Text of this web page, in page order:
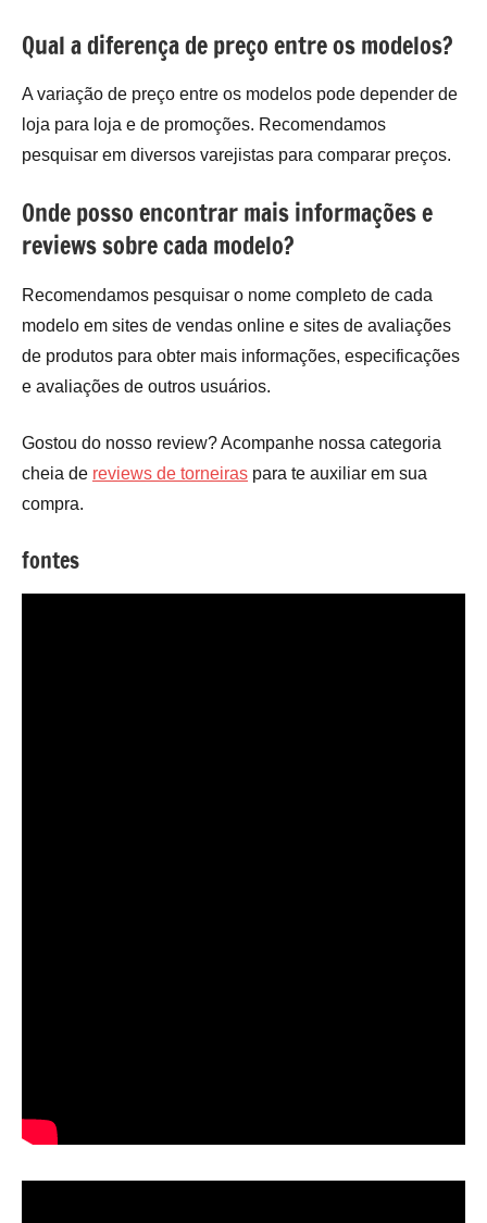
Qual a diferença de preço entre os modelos?
A variação de preço entre os modelos pode depender de
loja para loja e de promoções. Recomendamos
pesquisar em diversos varejistas para comparar preços.
Onde posso encontrar mais informações e
reviews sobre cada modelo?
Recomendamos pesquisar o nome completo de cada
modelo em sites de vendas online e sites de avaliações
de produtos para obter mais informações, especificações
e avaliações de outros usuários.
Gostou do nosso review? Acompanhe nossa categoria
cheia de reviews de torneiras para te auxiliar em sua
compra.
fontes